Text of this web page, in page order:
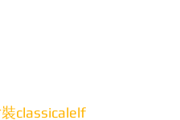
classicalelf